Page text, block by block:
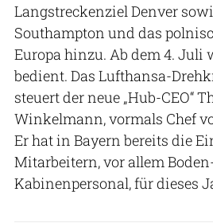
Langstreckenziel Denver
Southampton und das
Europa hinzu. Ab dem 4. Juli
bedient. Das Lufthansa-
steuert der neue „Hub-CEO“
Winkelmann, vormals Chef
Er hat in Bayern bereits die
Mitarbeitern, vor allem
Kabinenpersonal, für dieses